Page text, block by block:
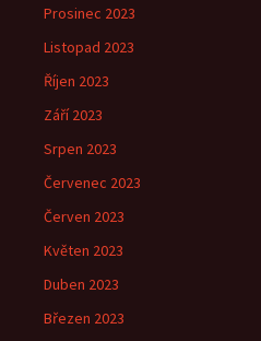
Prosinec 2023
Listopad 2023
Říjen 2023
Září 2023
Srpen 2023
Červenec 2023
Červen 2023
Květen 2023
Duben 2023
Březen 2023